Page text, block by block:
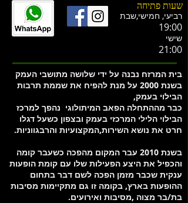
שעות פתיחה
רביעי, חמישי,שבת
19:00
שישי
21:00
בית המרזח נבנה על ידי שלושה מתושבי העמק
בשנת 2000 על מנת להפיח את שממת תרבות
הבילוי בעמק,
כבר מההתחלה הפאב המיתולוגי נהפך למרכז
הבילוי הלילי המרכזי בעמק ובצפון כשעל דגלו
חרט את נושא השירות,המקצועיות והרבגווניות.
בשנת 2010 עבר המקום מהפכה כשעבר קומה
והכפיל את היצע הפעילות שלו עם קומת הופעות
ענקית שכבר מזמן הפכה לשם דבר בתחום
ההופעות בארץ, בקומה זו גם מתקיימות מסיבות
בת/בר מצוה ,מסיבות ואירועים.